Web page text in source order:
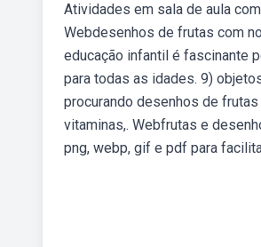
Atividades em sala de aula
Webdesenhos de frutas com
educação infantil é fascinante
para todas as idades. 9)
procurando desenhos de
vitaminas,. Webfrutas e
png, webp, gif e pdf para